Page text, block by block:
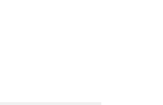
showed that